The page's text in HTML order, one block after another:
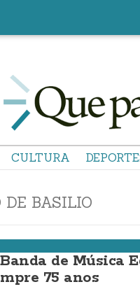
CULTURA
DE BASILIO
de Música
75 anos